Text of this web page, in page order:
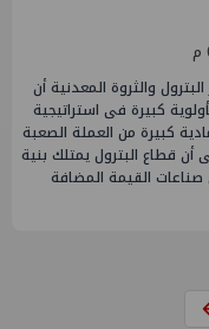
والثروة المعدنية أن
كبيرة فى استراتيجية
كبيرة من العملة الصعبة
أن قطاع البترول يمتلك بنية
القيمة المضافة